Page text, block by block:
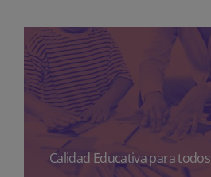
Calidad Educativa para todos